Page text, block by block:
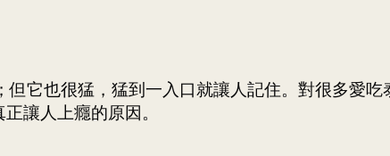
讓人上癮的原因。